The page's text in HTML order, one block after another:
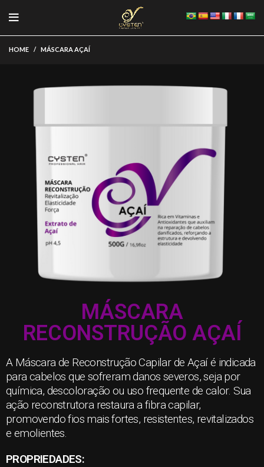
HOME MÁSCARA AÇAÍ
MÁSCARA
RECONSTRUÇÃO AÇAÍ
A Máscara de Reconstrução Capilar de Açaí é indicada
para cabelos que sofreram danos severos, seja por
química, descoloração ou uso frequente de calor. Sua
ação reconstrutora restaura a fibra capilar,
promovendo fios mais fortes, resistentes, revitalizados
e emolientes.
PROPRIEDADES: